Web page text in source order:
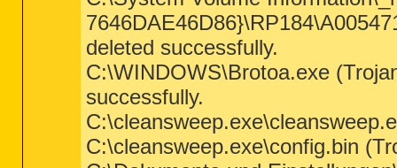
deleted successfully.
C:\WINDOWS\Brotoa.exe
successfully.
C:\cleansweep.exe\config.bin